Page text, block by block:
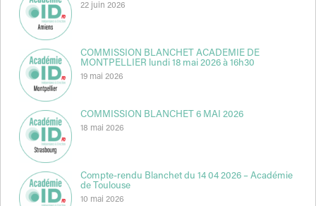
22 juin 2026
COMMISSION BLANCHET ACADEMIE DE
MONTPELLIER lundi 18 mai 2026 à 16h30
19 mai 2026
COMMISSION BLANCHET 6 MAI 2026
18 mai 2026
Compte-rendu Blanchet du 14 04 2026 – Académie
de Toulouse
10 mai 2026